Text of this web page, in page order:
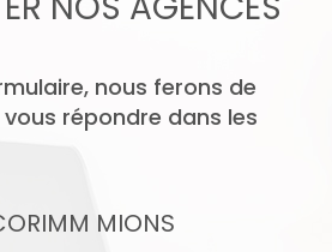
nous ferons de
répondre dans les
MIONS